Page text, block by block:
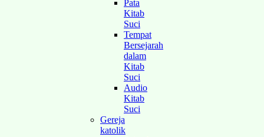
Pata
Kitab
Suci
Tempat
Bersejarah
dalam
Kitab
Suci
Audio
Kitab
Suci
Gereja
katolik